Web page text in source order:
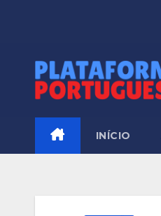
INÍCIO